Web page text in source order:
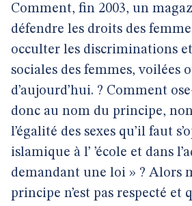
Comment, fin 2003, un
défendre les droits des
occulter les discriminations
sociales des femmes, voilées
d’aujourd’hui. ? Comment
donc au nom du principe,
l’égalité des sexes qu’il faut
islamique à l’ ’école et dans
demandant une loi » ? Alors
principe n’est pas respecté et